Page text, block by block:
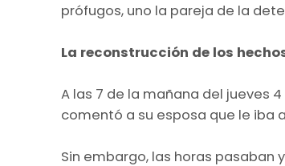
prófugos, uno la pareja de la
La reconstrucción de los
A las 7 de la mañana del jueves
comentó a su esposa que le iba
Sin embargo, las horas pasaban y